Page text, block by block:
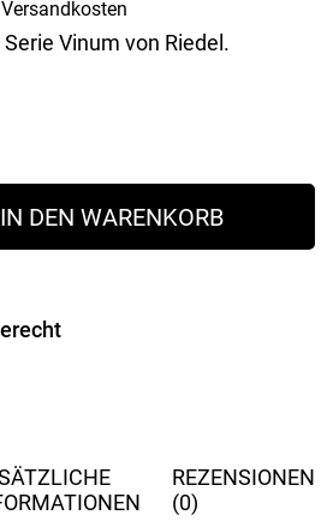
Versandkosten
Vinum von Riedel.
IN DEN WARENKORB
REZENSIONEN
(0)